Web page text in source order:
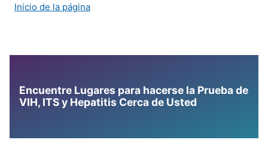
Inicio de la página
Encuentre Lugares para hacerse la Prueba de
VIH, ITS y Hepatitis Cerca de Usted